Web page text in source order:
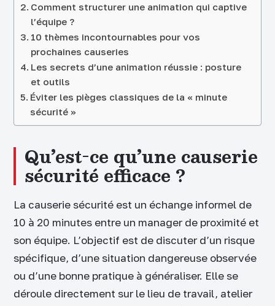
Comment structurer une animation qui captive
l’équipe ?
10 thèmes incontournables pour vos
prochaines causeries
Les secrets d’une animation réussie : posture
et outils
Éviter les pièges classiques de la « minute
sécurité »
Qu’est-ce qu’une causerie
sécurité efficace ?
La causerie sécurité est un échange informel de
10 à 20 minutes entre un manager de proximité et
son équipe. L’objectif est de discuter d’un risque
spécifique, d’une situation dangereuse observée
ou d’une bonne pratique à généraliser. Elle se
déroule directement sur le lieu de travail, atelier